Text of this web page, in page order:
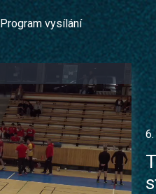
Program vysílání